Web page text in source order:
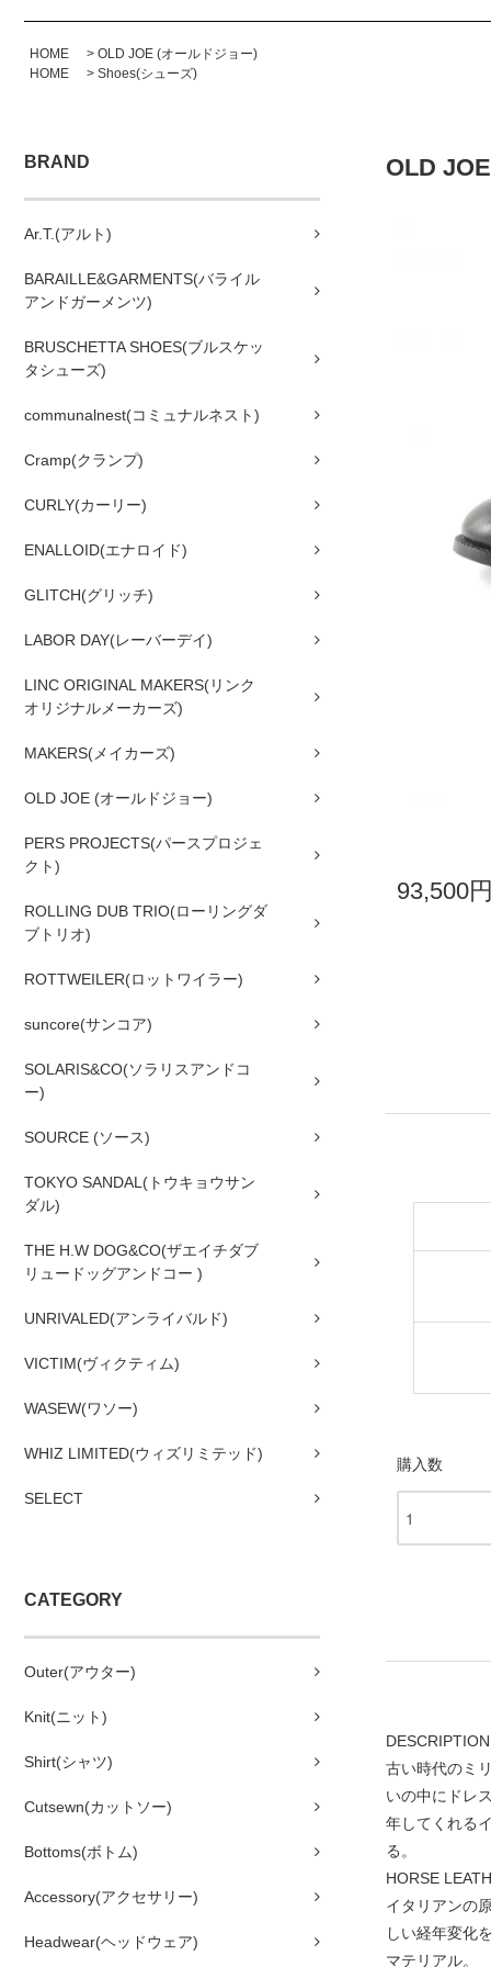
HOME > OLD JOE (オールドジョー)
HOME
> Shoes(シューズ)
BRAND
Ar.T.(アルト)
BARAILLE&GARMENTS(バライル
アンドガーメンツ)
BRUSCHETTA SHOES(ブルスケッ
タシューズ)
communalnest(コミュナルネスト)
Cramp(クランプ)
CURLY(カーリー)
ENALLOID(エナロイド)
GLITCH(グリッチ)
LABOR DAY(レーバーデイ)
LINC ORIGINAL MAKERS(リンク
オリジナルメーカーズ)
MAKERS(メイカーズ)
OLD JOE (オールドジョー)
PERS PROJECTS(パースプロジェ
クト)
ROLLING DUB TRIO(ローリングダ
ブトリオ)
ROTTWEILER(ロットワイラー)
suncore(サンコア)
SOLARIS&CO(ソラリスアンドコ
ー)
SOURCE (ソース)
TOKYO SANDAL(トウキョウサン
ダル)
THE H.W DOG&CO(ザエイチダブ
リュードッグアンドコー )
UNRIVALED(アンライバルド)
VICTIM(ヴィクティム)
WASEW(ワソー)
WHIZ LIMITED(ウィズリミテッド)
SELECT
CATEGORY
Outer(アウター)
Knit(ニット)
Shirt(シャツ)
Cutsewn(カットソー)
Bottoms(ボトム)
Accessory(アクセサリー)
Headwear(ヘッドウェア)
OLD
93,500
購入数
DESCRIPTION
古い時代のミ
いの中にドレ
年してくれる
る。
HORSE
イタリアンの
しい経年変化
マテリアル。